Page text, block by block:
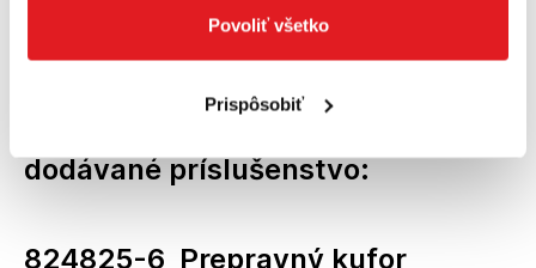
Povoliť všetko
Prispôsobiť
Rozmery (D x Š x V)
dodávané príslušenstvo:
824825-6 Prepravný kufor